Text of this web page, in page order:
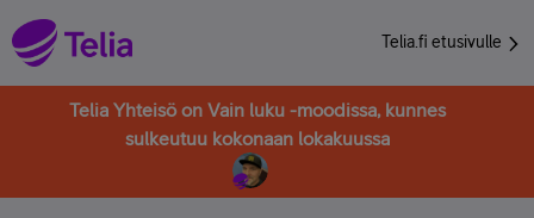
Telia.fi etusivulle
Telia Yhteisö on Vain luku -moodissa, kunnes
sulkeutuu kokonaan lokakuussa